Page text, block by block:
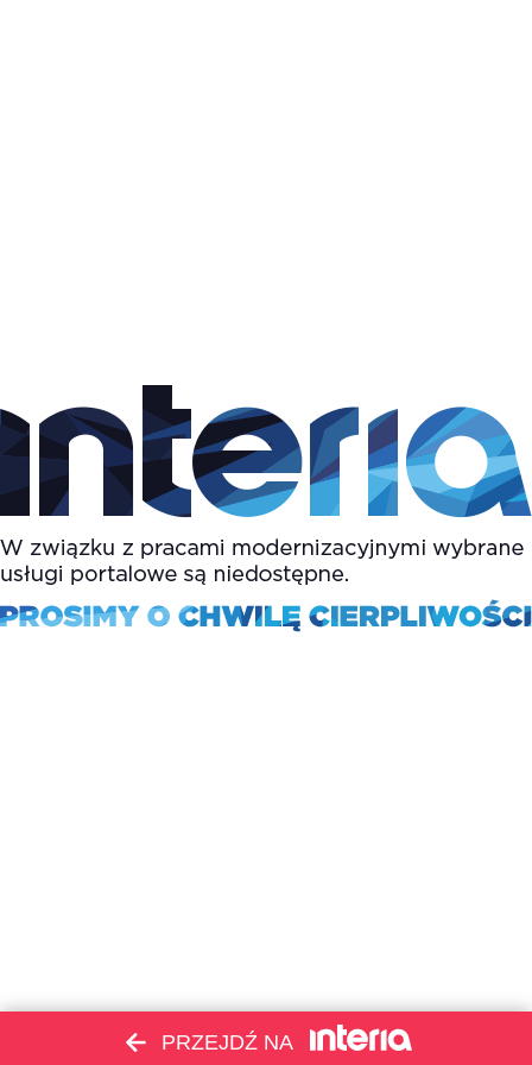
PRZEJDŹ NA